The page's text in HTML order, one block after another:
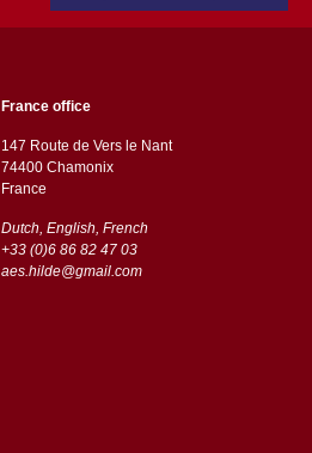
France office
147 Route de Vers le Nant
74400 Chamonix
France
Dutch, English, French
+33 (0)6 86 82 47 03
aes.hilde@gmail.com